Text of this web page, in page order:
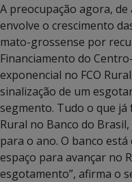
A preocupação agora,
envolve o crescimento
mato-grossense por
Financiamento do
exponencial no FCO
sinalização de um
segmento. Tudo o que
Rural no Banco do
para o ano. O banco
espaço para avançar no
esgotamento”, afirma o